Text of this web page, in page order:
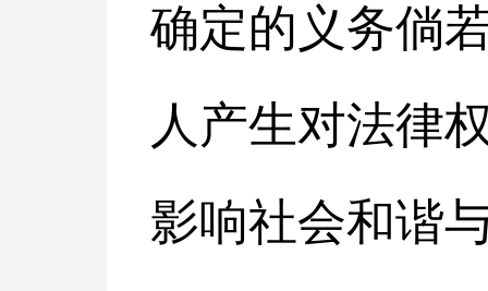
确定的义务倘
人产生对法律
影响社会和谐